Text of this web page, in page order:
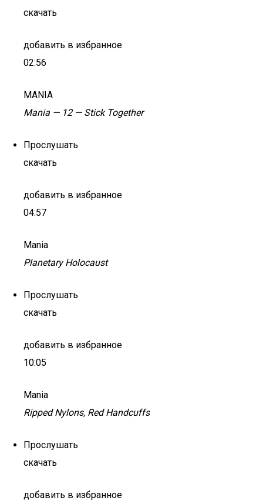
скачать
добавить в избранное
02:56
MANIA
Mania — 12 — Stick Together
Прослушать
скачать
добавить в избранное
04:57
Mania
Planetary Holocaust
Прослушать
скачать
добавить в избранное
10:05
Mania
Ripped Nylons, Red Handcuffs
Прослушать
скачать
добавить в избранное